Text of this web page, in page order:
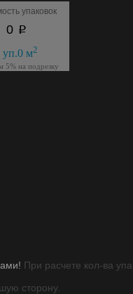
упаковок
0 p
уп.0 м2
5% на подрезку
При расчете кол-ва
сторону.